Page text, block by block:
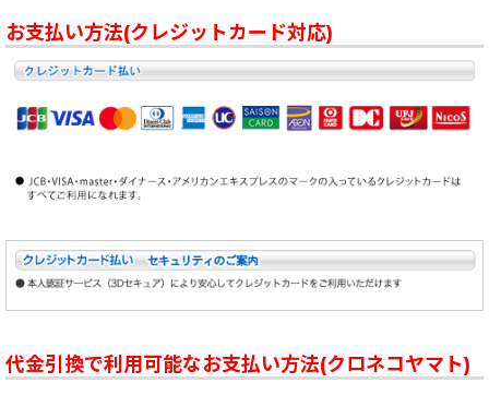
お支払い方法(クレジットカード対応)
代金引換で利用可能なお支払い方法(クロネコヤマト)